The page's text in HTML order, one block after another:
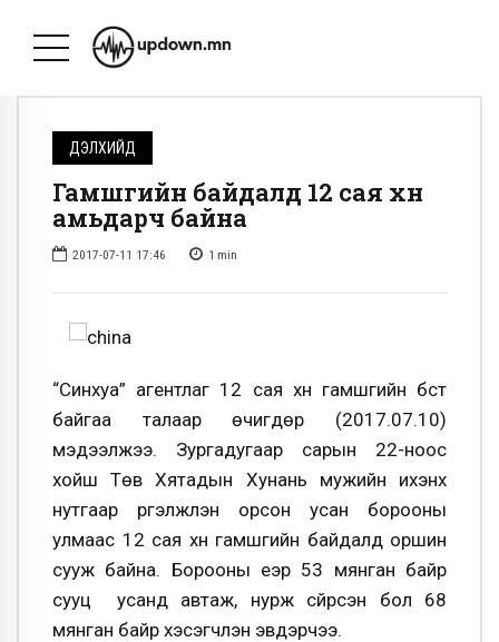
ДЭЛХИЙД
Гамшгийн байдалд 12 сая хүн
амьдарч байна
2017-07-11 17:46 1 min
“Синхуа” агентлаг 12 сая хүн гамшгийн бүст
байгаа талаар өчигдөр (2017.07.10)
мэдээлжээ. Зургадугаар сарын 22-ноос
хойш Төв Хятадын Хунань мужийн ихэнх
нутгаар үргэлжлэн орсон усан борооны
улмаас 12 сая хүн гамшгийн байдалд оршин
сууж байна. Борооны үеэр 53 мянган байр
сууц усанд автаж, нурж сүйрсэн бол 68
мянган байр хэсэгчлэн эвдэрчээ.